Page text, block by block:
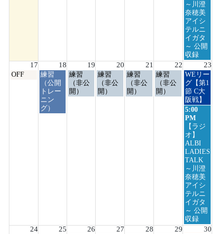
～川澄
奈穂美
アイシ
テルニ
イガタ
～ 公開
収録
17 18 19 20 21 22 23
月
OFF
火
曜
日,
8
月
練習
（公開
トレー
ニン
グ）
水
曜
日,
練習
（非公
開）
木
曜
日,
練習
（非公
開）
金
曜
日,
練習
（非公
開）
土
曜
日,
練習
（非公
開）
日
曜
日,
8
月
23rd
2026
WEリー
グ【第1
節 C大
阪戦】
日
曜
日,
8
月
23rd
2026
5:00
PM
【ラジ
オ】
ALBI
LADIES
TALK
～川澄
奈穂美
アイシ
テルニ
イガタ
～ 公開
収録
24 25 26 27 28 29 30